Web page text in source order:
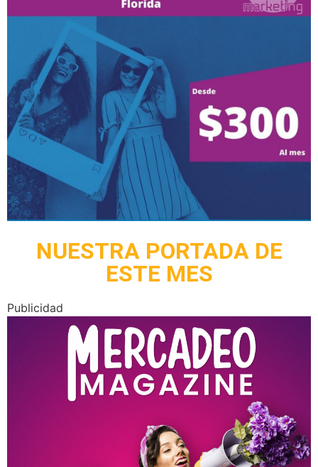
NUESTRA PORTADA DE
ESTE MES
Publicidad